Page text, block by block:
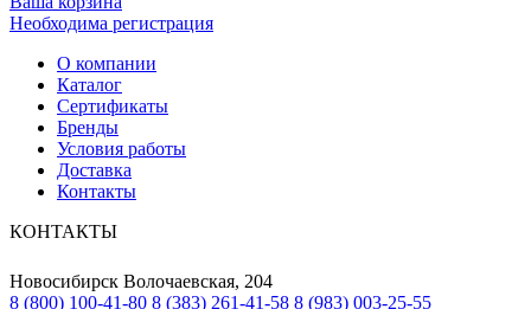
Необходима регистрация
О компании
Каталог
Сертификаты
Бренды
Условия работы
Доставка
Контакты
КОНТАКТЫ
Новосибирск Волочаевская, 204
8 (800) 100-41-80 8 (383) 261-41-58 8 (983) 003-25-55